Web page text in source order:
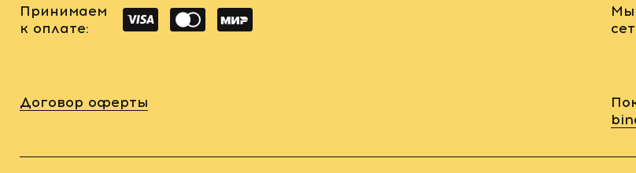
Принимаем
к оплате:
Мы
Договор оферты